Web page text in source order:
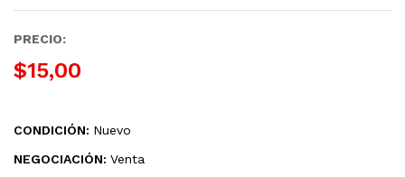
PRECIO:
$15,00
CONDICIÓN: Nuevo
NEGOCIACIÓN: Venta